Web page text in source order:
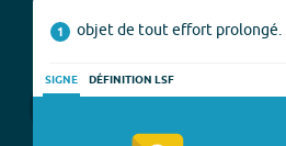
1 objet de tout effort prolongé.
SIGNE DÉFINITION LSF